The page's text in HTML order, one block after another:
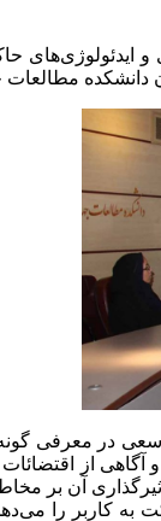
سعی در معرفی
از
تأثیرگذاری آن بر
کاربر را می‌دهد